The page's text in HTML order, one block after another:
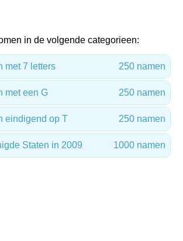
in de volgende categorieen:
met 7 letters 250 namen
met een G 250 namen
eindigend op T 250 namen
Staten in 2009 1000 namen